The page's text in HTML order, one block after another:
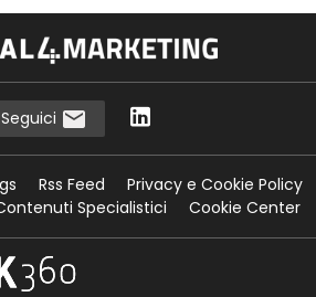
Seguici
Rss Feed
Privacy e Cookie Policy
Specialistici
Cookie Center